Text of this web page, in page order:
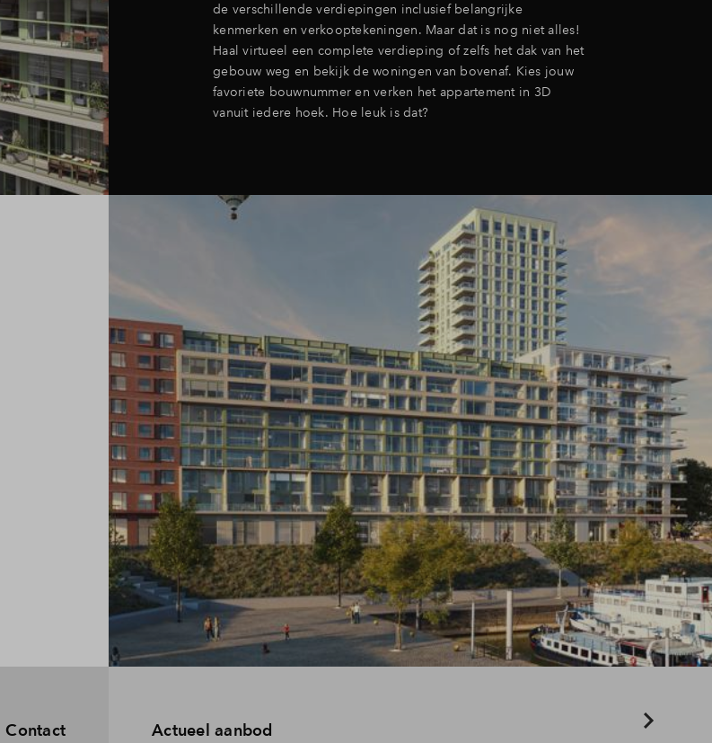
de verschillende verdiepingen inclusief belangrijke
kenmerken en verkooptekeningen. Maar dat is nog niet alles!
Haal virtueel een complete verdieping of zelfs het dak van het
gebouw weg en bekijk de woningen van bovenaf. Kies jouw
favoriete bouwnummer en verken het appartement in 3D
vanuit iedere hoek. Hoe leuk is dat?
Contact Actueel aanbod